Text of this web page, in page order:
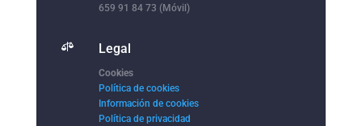
659 91 84 73 (Móvil)
 Legal
Cookies
Política de cookies
Información de cookies
Política de privacidad